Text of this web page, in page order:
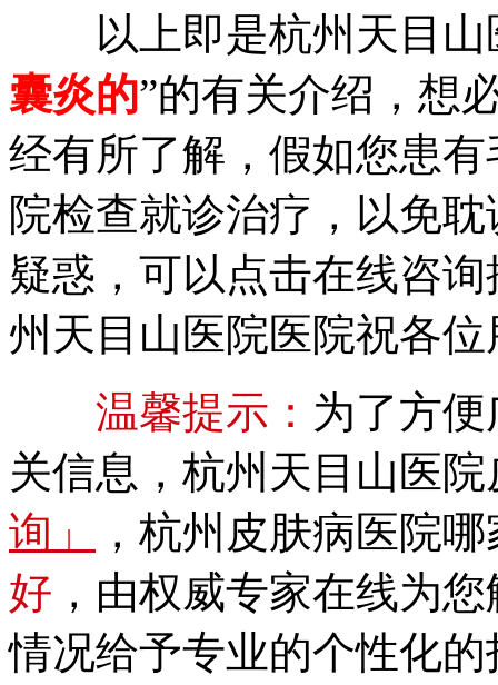
以上即是杭州天目山
囊炎的”的有关介绍，想
经有所了解，假如您患
院检查就诊治疗，以免
疑惑，可以点击在线咨
州天目山医院医院祝各
温馨提示： 为了方
关信息，杭州天目山医
询」
，杭州皮肤病医院
好 ，由权威专家在线为
情况给予专业的个性化